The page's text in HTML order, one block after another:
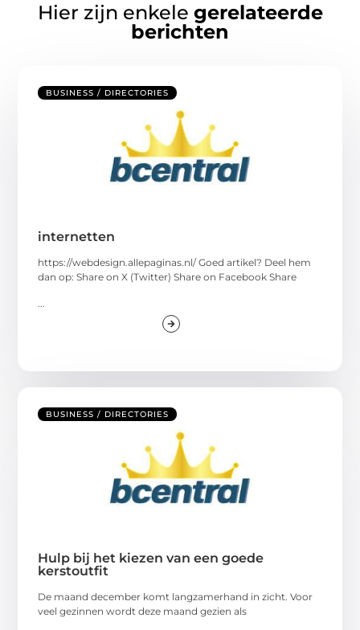
Hier zijn enkele gerelateerde
berichten
BUSINESS / DIRECTORIES
internetten
https://webdesign.allepaginas.nl/ Goed artikel? Deel hem
dan op: Share on X (Twitter) Share on Facebook Share
BUSINESS / DIRECTORIES
Hulp bij het kiezen van een goede
kerstoutfit
De maand december komt langzamerhand in zicht. Voor
veel gezinnen wordt deze maand gezien als